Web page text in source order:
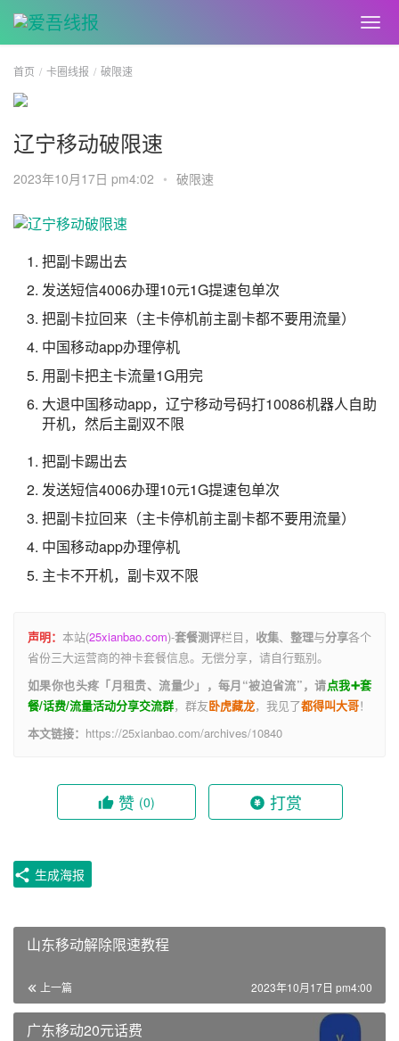
首页 卡圈线报 破限速
辽宁移动破限速
2023年10月17日 pm4:02 • 破限速
把副卡踢出去
发送短信4006办理10元1G提速包单次
把副卡拉回来（主卡停机前主副卡都不要用流量）
中国移动app办理停机
用副卡把主卡流量1G用完
大退中国移动app，辽宁移动号码打10086机器人自助
开机，然后主副双不限
把副卡踢出去
发送短信4006办理10元1G提速包单次
把副卡拉回来（主卡停机前主副卡都不要用流量）
中国移动app办理停机
主卡不开机，副卡双不限
声明： 本站(25xianbao.com)-套餐测评栏目， 收集、 整理与分享各个
省份三大运营商的神卡套餐信息。无偿分享，请自行甄别。
如果你也头疼「月租贵、流量少」，每月“被迫省流”，请点我➕套
餐/话费/流量活动分享交流群，群友卧虎藏龙，我见了都得叫大哥！
本文链接： https://25xianbao.com/archives/10840
赞 (0) 打赏
生成海报
山东移动解除限速教程
上一篇 2023年10月17日 pm4:00
广东移动20元话费